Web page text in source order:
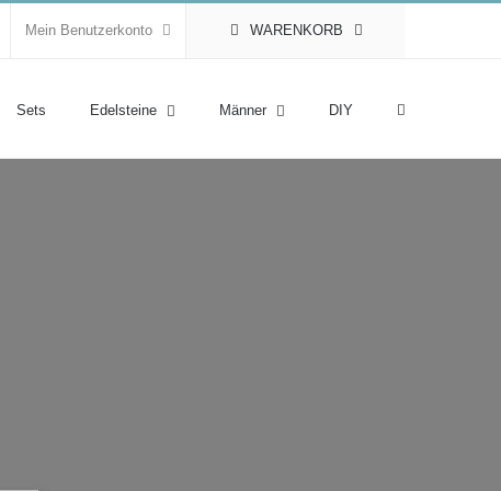
Mein Benutzerkonto WARENKORB
Sets Edelsteine Männer DIY